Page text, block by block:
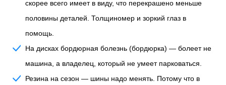
скорее всего имеет в виду, что перекрашено меньше
половины деталей. Толщиномер и зоркий глаз в
помощь.
На дисках бордюрная болезнь (бордюрка) — болеет не
машина, а владелец, который не умеет парковаться.
Резина на сезон — шины надо менять. Потому что в